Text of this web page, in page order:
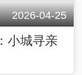
2026-04-25
小城寻亲